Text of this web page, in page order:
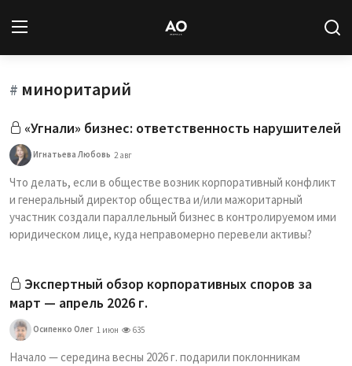
Вход
Новости
Авторы
База знаний
Подписка
# миноритарий
«Угнали» бизнес: ответственность нарушителей
Игнатьева Любовь 2 авг
Что делать, если в обществе возник корпоративный конфликт
и генеральный директор общества и/или мажоритарный
участник создали параллельный бизнес в контролируемом ими
юридическом лице, куда неправомерно перевели активы?
Экспертный обзор корпоративных споров за
март — апрель 2026 г.
Осипенко Олег 1 июн 635
Начало — середина весны 2026 г. подарили поклонникам